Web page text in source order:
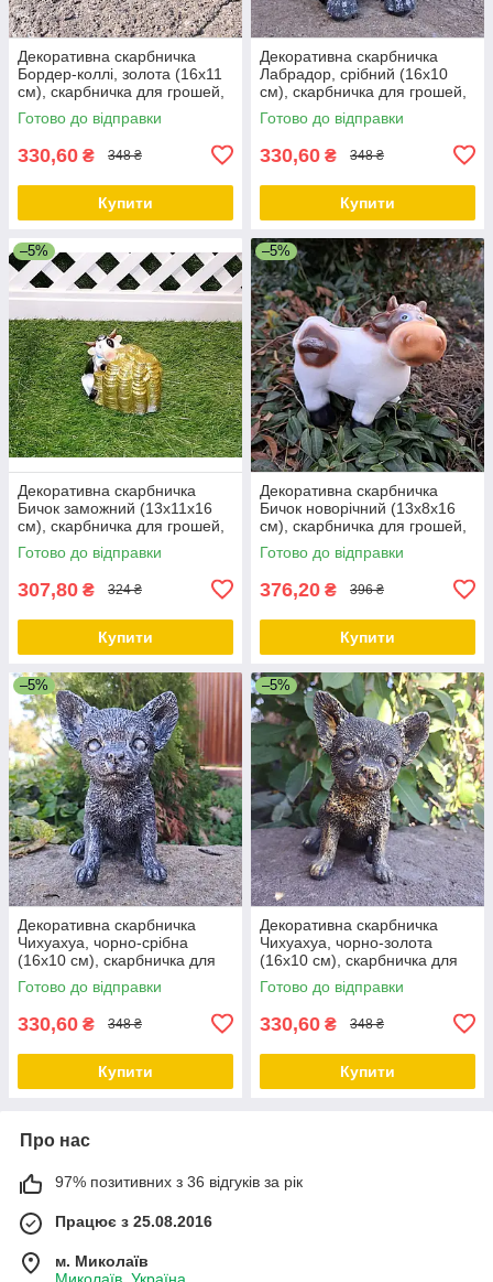
Декоративна скарбничка
Бордер-коллі, золота (16х11
см), скарбничка для грошей,
скарбничка у вигляді собачки
Готово до відправки
330,60 ₴ 348 ₴
Купити
Декоративна скарбничка
Лабрадор, срібний (16х10
см), скарбничка для грошей,
скарбничка у вигляді собачки
Готово до відправки
330,60 ₴ 348 ₴
Купити
–5%
Декоративна скарбничка
Бичок заможний (13х11х16
см), скарбничка для грошей,
скарбничка у вигляді бичка
Готово до відправки
307,80 ₴ 324 ₴
Купити
–5%
Декоративна скарбничка
Бичок новорічний (13х8х16
см), скарбничка для грошей,
скарбничка у вигляді бичка
Готово до відправки
376,20 ₴ 396 ₴
Купити
–5%
Декоративна скарбничка
Чихуахуа, чорно-срібна
(16х10 см), скарбничка для
грошей, скарбничка у вигляді
собачки
Готово до відправки
330,60 ₴ 348 ₴
Купити
–5%
Декоративна скарбничка
Чихуахуа, чорно-золота
(16х10 см), скарбничка для
грошей, скарбничка у вигляді
собачки
Готово до відправки
330,60 ₴ 348 ₴
Купити
Про нас
97% позитивних з 36 відгуків за рік
Працює з 25.08.2016
м. Миколаїв